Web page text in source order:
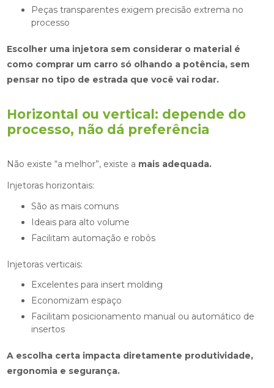
Peças transparentes exigem precisão extrema no
processo
Escolher uma injetora sem considerar o material é
como comprar um carro só olhando a potência, sem
pensar no tipo de estrada que você vai rodar.
Horizontal ou vertical: depende do
processo, não dá preferência
Não existe “a melhor”, existe a mais adequada.
Injetoras horizontais:
São as mais comuns
Ideais para alto volume
Facilitam automação e robôs
Injetoras verticais:
Excelentes para insert molding
Economizam espaço
Facilitam posicionamento manual ou automático de
insertos
A escolha certa impacta diretamente produtividade,
ergonomia e segurança.